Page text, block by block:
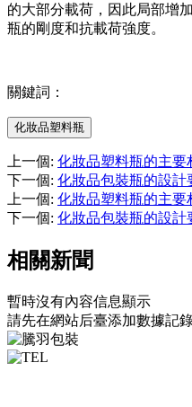
的大部分載荷，因此局部增
瓶的剛度和抗載荷強度。
關鍵詞：
化妝品塑料瓶
上一個: 化妝品塑料瓶的主要
下一個: 化妝品包裝瓶的設計
上一個: 化妝品塑料瓶的主要
下一個: 化妝品包裝瓶的設計
相關新聞
暫時沒有內容信息顯示
請先在網站后臺添加數據記錄